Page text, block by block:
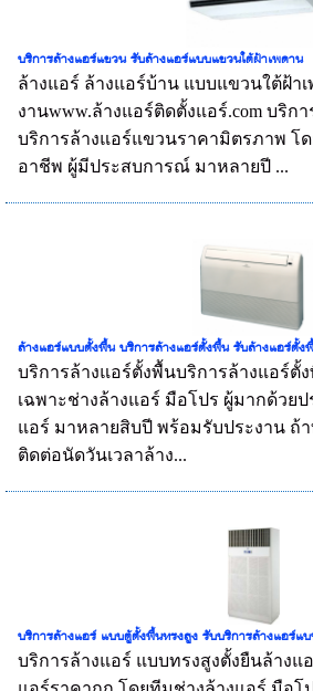
บริการล้างแอร์แขวน รับล้างแอร์แบบแขวนใต้ฝ้าเพดาน
ล้างแอร์ ล้างแอร์บ้าน แบบแขวนใต้ฝ้าเ
งานwww.ล้างแอร์ติดตั้งแอร์.com บริก
บริการล้างแอร์แขวนราคามิตรภาพ โ
อาชีพ ผู้มีประสบการณ์ มาหลายปี ...
ล้างแอร์แบบตั้งพื้น บริการล้างแอร์ตั้งพื้น รับล้างแอร์ตั้ง
บริการล้างแอร์ตั้งพื้นบริการล้างแอร์ตั้
เฉพาะช่างล้างแอร์ มือโปร ผู้มากด้วย
แอร์ มาหลายสิบปี พร้อมรับประงาน ถ้
ติดต่อนัดวันเวลาล้าง...
บริการล้างแอร์ แบบตู้ตั้งพื้นทรงสูง รับบริการล้างแอร์แ
บริการล้างแอร์ แบบทรงสูงตั้งยืนล้างแ